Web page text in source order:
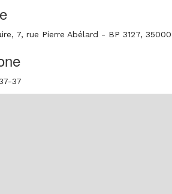
7, rue Pierre Abélard - BP 3127, 35000
37